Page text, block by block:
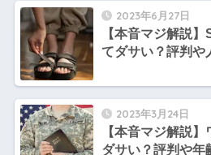
2023年6月27日
【本音マジ解説
てダサい？評判や
2023年3月24日
【本音マジ解説
ダサい？評判や年